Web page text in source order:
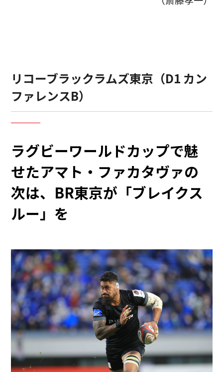
リコーブラックラムズ東京（D1 カン
ファレンスB）
ラグビーワールドカップで魅
せたアマト・ファカタヴァの
次は、BR東京が「ブレイクス
ルー」を